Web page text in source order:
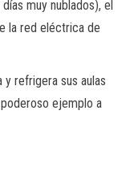
muy nublados), el
la red eléctrica de
refrigera sus aulas
ejemplo a